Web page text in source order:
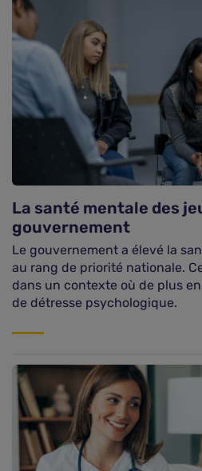
La santé mentale des
gouvernement
Le gouvernement a élevé la
au rang de priorité nationale.
dans un contexte où de plus
de détresse psychologique.